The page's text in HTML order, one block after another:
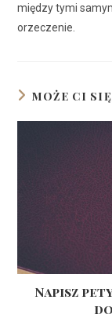
między tymi
orzeczenie.
MOŻE CI
Napisz